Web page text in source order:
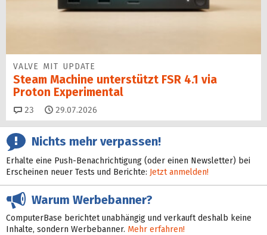
VALVE MIT UPDATE
Steam Machine unterstützt FSR 4.1 via
Proton Experimental
23 Kommentare
29.07.2026
Nichts mehr verpassen!
Erhalte eine Push-Benachrichtigung (oder einen Newsletter) bei
Erscheinen neuer Tests und Berichte: Jetzt anmelden!
Warum Werbebanner?
ComputerBase berichtet unabhängig und verkauft deshalb keine
Inhalte, sondern Werbebanner. Mehr erfahren!